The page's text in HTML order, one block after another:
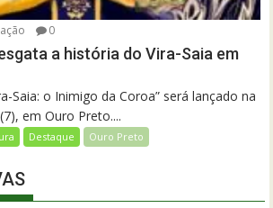
0
a história do Vira-Saia em
Saia: o Inimigo da Coroa” será lançado na
em Ouro Preto....
Destaque Ouro Preto